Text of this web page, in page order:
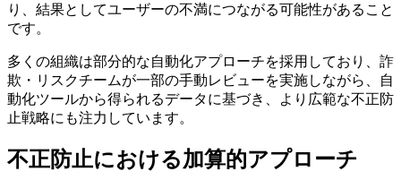
り、結果としてユーザーの不満につながる可能性があること
です。
多くの組織は部分的な自動化アプローチを採用しており、詐
欺・リスクチームが一部の手動レビューを実施しながら、自
動化ツールから得られるデータに基づき、より広範な不正防
止戦略にも注力しています。
不正防止における加算的アプローチ